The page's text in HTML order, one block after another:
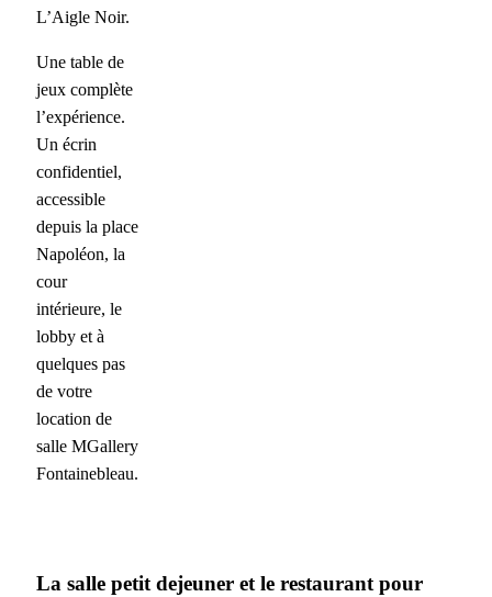
L’Aigle Noir.
Une table de
jeux complète
l’expérience.
Un écrin
confidentiel,
accessible
depuis la place
Napoléon, la
cour
intérieure, le
lobby et à
quelques pas
de votre
location de
salle MGallery
Fontainebleau.
La salle petit dejeuner et le restaurant pour